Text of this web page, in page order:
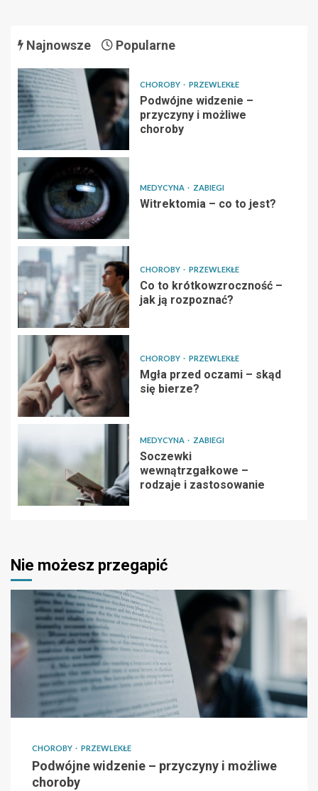
Najnowsze Popularne
CHOROBY PRZEWLEKŁE
Podwójne widzenie –
przyczyny i możliwe
choroby
MEDYCYNA ZABIEGI
Witrektomia – co to jest?
CHOROBY PRZEWLEKŁE
Co to krótkowzroczność –
jak ją rozpoznać?
CHOROBY PRZEWLEKŁE
Mgła przed oczami – skąd
się bierze?
MEDYCYNA ZABIEGI
Soczewki
wewnątrzgałkowe –
rodzaje i zastosowanie
Nie możesz przegapić
CHOROBY PRZEWLEKŁE
Podwójne widzenie – przyczyny i możliwe
choroby